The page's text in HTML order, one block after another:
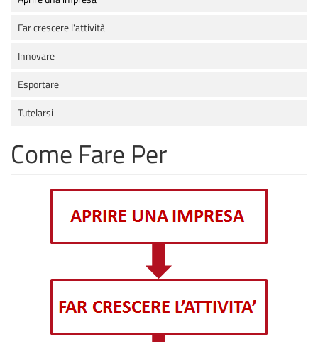
Far crescere l'attività
Innovare
Esportare
Tutelarsi
Come Fare Per